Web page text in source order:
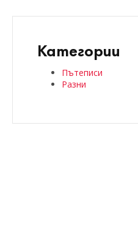
Категории
Пътеписи
Разни